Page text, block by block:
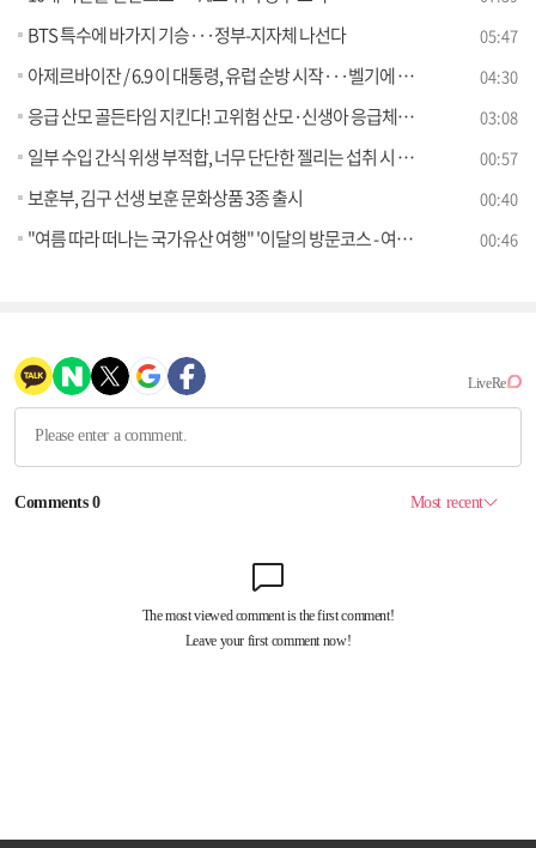
BTS 특수에 바가지 기승···정부-지자체 나선다 05:47
아제르바이잔 / 6.9 이 대통령, 유럽 순방 시작···벨기에 첫 일정 [외신에 비친 한국] 04:30
응급 산모 골든타임 지킨다! 고위험 산모·신생아 응급체계 대폭 강화 [클릭K+] 03:08
일부 수입 간식 위생 부적합, 너무 단단한 젤리는 섭취 시 주의 필요 00:57
보훈부, 김구 선생 보훈 문화상품 3종 출시 00:40
"여름 따라 떠나는 국가유산 여행" '이달의 방문코스 - 여름' 운영, 세계유산 특별여권 추가 배포 00:46